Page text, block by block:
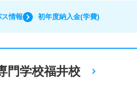
情報 初年度納入金(学費)
門学校福井校